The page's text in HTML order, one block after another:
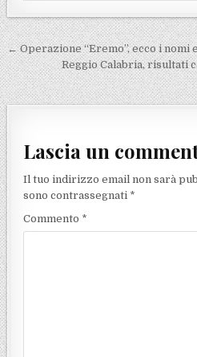
Navigazione
← Operazione “Eremo”, ecco i nomi
Reggio Calabria, risultati
Lascia un
Il tuo indirizzo email non sarà
sono contrassegnati *
Commento *